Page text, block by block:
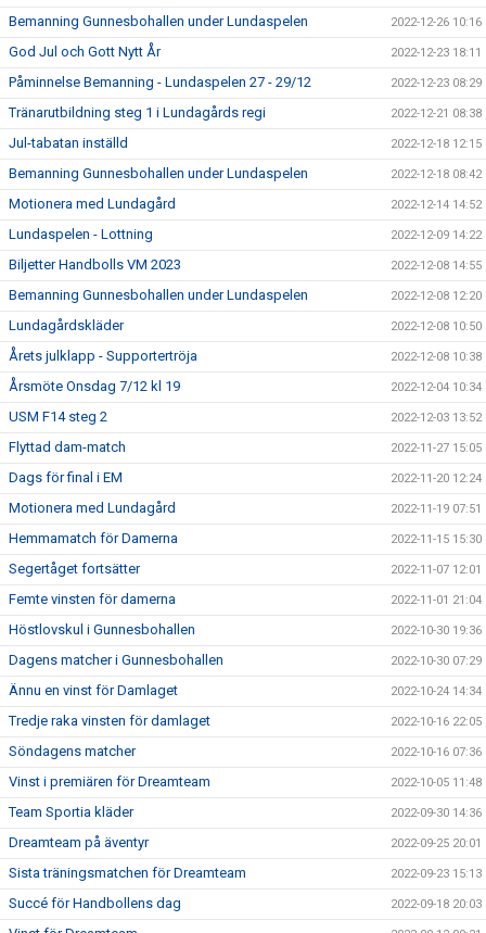
Bemanning Gunnesbohallen under Lundaspelen 2022-12-26 10:16
God Jul och Gott Nytt År 2022-12-23 18:11
Påminnelse Bemanning - Lundaspelen 27 - 29/12 2022-12-23 08:29
Tränarutbildning steg 1 i Lundagårds regi 2022-12-21 08:38
Jul-tabatan inställd 2022-12-18 12:15
Bemanning Gunnesbohallen under Lundaspelen 2022-12-18 08:42
Motionera med Lundagård 2022-12-14 14:52
Lundaspelen - Lottning 2022-12-09 14:22
Biljetter Handbolls VM 2023 2022-12-08 14:55
Bemanning Gunnesbohallen under Lundaspelen 2022-12-08 12:20
Lundagårdskläder 2022-12-08 10:50
Årets julklapp - Supportertröja 2022-12-08 10:38
Årsmöte Onsdag 7/12 kl 19 2022-12-04 10:34
USM F14 steg 2 2022-12-03 13:52
Flyttad dam-match 2022-11-27 15:05
Dags för final i EM 2022-11-20 12:24
Motionera med Lundagård 2022-11-19 07:51
Hemmamatch för Damerna 2022-11-15 15:30
Segertåget fortsätter 2022-11-07 12:01
Femte vinsten för damerna 2022-11-01 21:04
Höstlovskul i Gunnesbohallen 2022-10-30 19:36
Dagens matcher i Gunnesbohallen 2022-10-30 07:29
Ännu en vinst för Damlaget 2022-10-24 14:34
Tredje raka vinsten för damlaget 2022-10-16 22:05
Söndagens matcher 2022-10-16 07:36
Vinst i premiären för Dreamteam 2022-10-05 11:48
Team Sportia kläder 2022-09-30 14:36
Dreamteam på äventyr 2022-09-25 20:01
Sista träningsmatchen för Dreamteam 2022-09-23 15:13
Succé för Handbollens dag 2022-09-18 20:03